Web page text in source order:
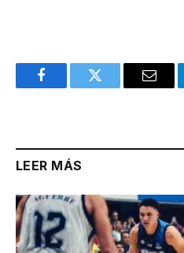
FacebookTwitter Email
LEER MÁS